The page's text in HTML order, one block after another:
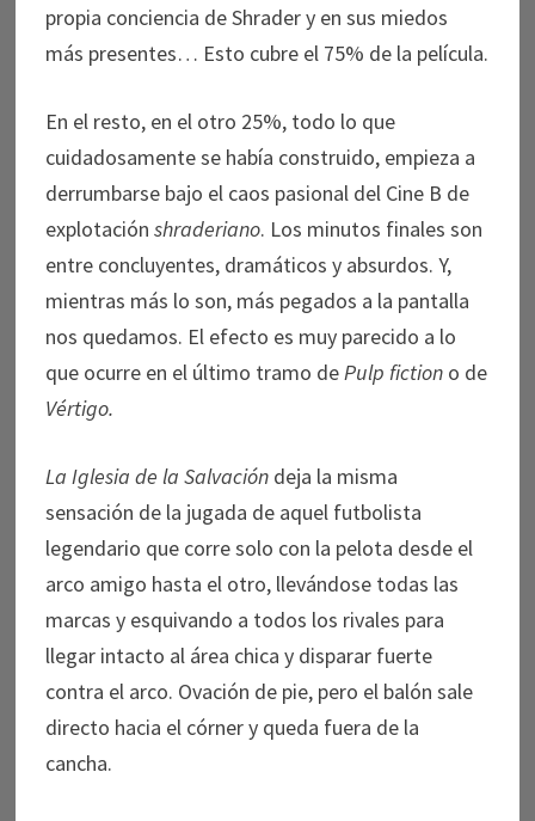
propia conciencia de Shrader y en sus miedos
más presentes… Esto cubre el 75% de la película.
En el resto, en el otro 25%, todo lo que
cuidadosamente se había construido, empieza a
derrumbarse bajo el caos pasional del Cine B de
explotación shraderiano. Los minutos finales son
entre concluyentes, dramáticos y absurdos. Y,
mientras más lo son, más pegados a la pantalla
nos quedamos. El efecto es muy parecido a lo
que ocurre en el último tramo dePulp fictiono de
Vértigo.
La Iglesia de la Salvacióndeja la misma
sensación de la jugada de aquel futbolista
legendario que corre solo con la pelota desde el
arco amigo hasta el otro, llevándose todas las
marcas y esquivando a todos los rivales para
llegar intacto al área chica y disparar fuerte
contra el arco. Ovación de pie, pero el balón sale
directo hacia el córner y queda fuera de la
cancha.